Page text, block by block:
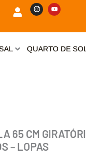
I
n
s
a
Y
o
u
QUARTO DE
65 CM
– LOPAS